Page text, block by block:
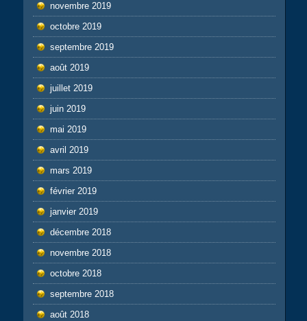
novembre 2019
octobre 2019
septembre 2019
août 2019
juillet 2019
juin 2019
mai 2019
avril 2019
mars 2019
février 2019
janvier 2019
décembre 2018
novembre 2018
octobre 2018
septembre 2018
août 2018